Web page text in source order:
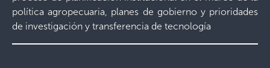
política agropecuaria, planes de gobierno y prioridades
de investigación y transferencia de tecnología